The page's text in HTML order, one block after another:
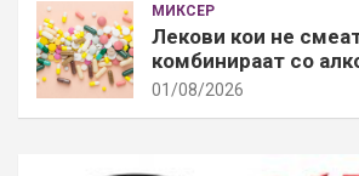
МИКСЕР
Лекови кои не
комбинираат со
01/08/2026